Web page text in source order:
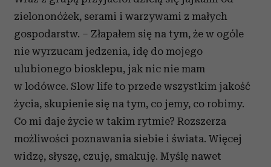
zielononóżek, serami i warzywami z małych
gospodarstw. – Złapałem się na tym, że w ogóle
nie wyrzucam jedzenia, idę do mojego
ulubionego biosklepu, jak nic nie mam
w lodówce. Slow life to przede wszystkim jakość
życia, skupienie się na tym, co jemy, co robimy.
Co mi daje życie w takim rytmie? Rozszerza
możliwości poznawania siebie i świata. Więcej
widzę, słyszę, czuję, smakuję. Myślę nawet